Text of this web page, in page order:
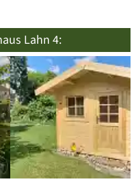
Lahn 4: